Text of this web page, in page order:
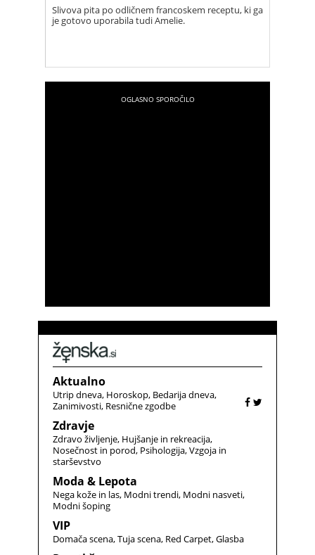
Slivova pita po odličnem francoskem receptu, ki ga
je gotovo uporabila tudi Amelie.
Aktualno
Utrip dneva Horoskop Bedarija dneva
Zanimivosti Resnične zgodbe
Zdravje
Zdravo življenje Hujšanje in rekreacija
Nosečnost in porod Psihologija Vzgoja in
starševstvo
Moda & Lepota
Nega kože in las Modni trendi Modni nasveti
Modni šoping
VIP
Domača scena Tuja scena Red Carpet Glasba